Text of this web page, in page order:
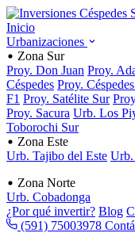
Inicio
Urbanizaciones
Zona Sur
Proy. Don Juan Proy.
Céspedes Proy.
F1 Proy. Satélite Sur
Proy. Sacura Urb. Los
Toborochi Sur
Zona Este
Urb. Tajibo del Este Urb.
Zona Norte
Urb. Cobadonga
¿Por qué invertir? Blog
(591) 75003978